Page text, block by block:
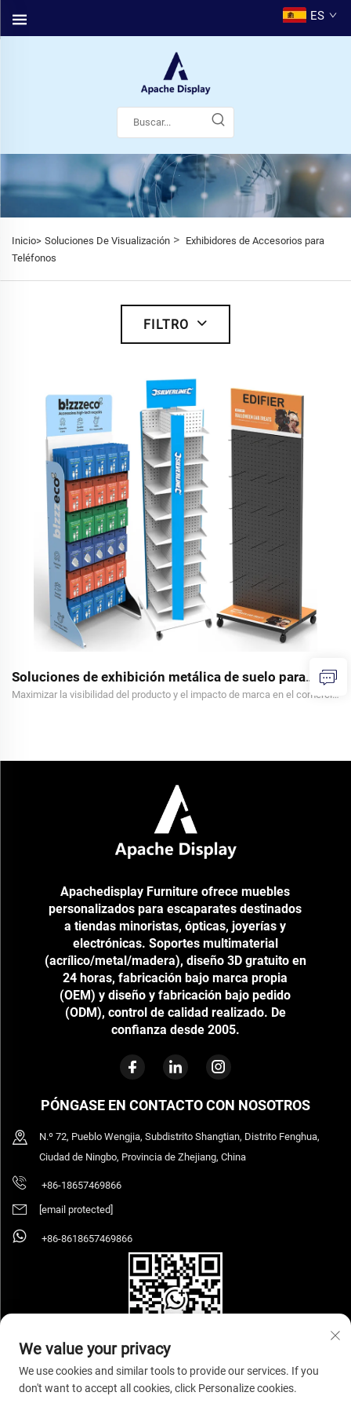
ES
Inicio> Soluciones De Visualización > Exhibidores de Accesorios para
Teléfonos
FILTRO
Soluciones de exhibición metálica de suelo para
accesorios de teléfono
Maximizar la visibilidad del producto y el impacto de marca en el comercio
Apachedisplay Furniture ofrece muebles
personalizados para escaparates destinados
a tiendas minoristas, ópticas, joyerías y
electrónicas. Soportes multimaterial
(acrílico/metal/madera), diseño 3D gratuito en
24 horas, fabricación bajo marca propia
(OEM) y diseño y fabricación bajo pedido
(ODM), control de calidad realizado. De
confianza desde 2005.
PÓNGASE EN CONTACTO CON NOSOTROS
N.º 72, Pueblo Wengjia, Subdistrito Shangtian, Distrito Fenghua,
Ciudad de Ningbo, Provincia de Zhejiang, China
+86-18657469866
[email protected]
+86-8618657469866
Copyright © 2026 Ningbo Sihooz Furniture Industry And Trade Co., Ltd. Todos
We value your privacy
We use cookies and similar tools to provide our services. If you
don't want to accept all cookies, click Personalize cookies.